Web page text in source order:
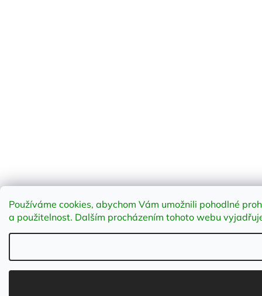
Používáme cookies, abychom Vám umožnili pohodlné
a použitelnost. Dalším procházením tohoto webu